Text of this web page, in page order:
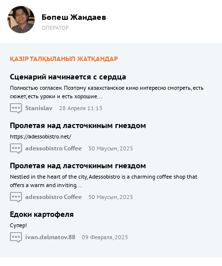
Бөпеш Жандаев
ОПЕРАТОР
ҚАЗІР ТАЛҚЫЛАНЫП ЖАТҚАНДАР
Сценарий начинается с сердца
Полностью согласен. Поэтому казахстанское кино интересно смотреть, есть
сюжет, есть уроки и есть хорошие...
Stanislav
28 Апреля 11:13
Пролетая над ласточкиным гнездом
https://adessobistro.net/
adessobistro Coffee
30 Маусым, 2025
Пролетая над ласточкиным гнездом
Nestled in the heart of the city, Adessobistro is a charming coffee shop that
offers a warm and inviting...
adessobistro Coffee
30 Маусым, 2025
Едоки картофеля
Cупер!
ivan.dalmatov.88
09 Февраля, 2025